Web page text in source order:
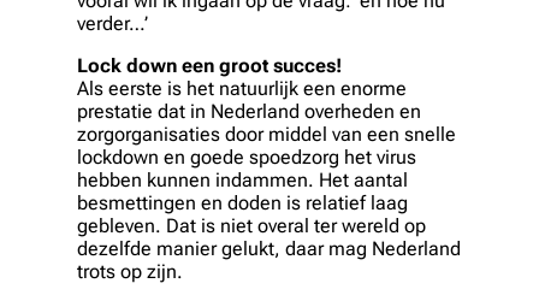
verder…’
Lock down een groot succes!
Als eerste is het natuurlijk een enorme
prestatie dat in Nederland overheden en
zorgorganisaties door middel van een snelle
lockdown en goede spoedzorg het virus
hebben kunnen indammen. Het aantal
besmettingen en doden is relatief laag
gebleven. Dat is niet overal ter wereld op
dezelfde manier gelukt, daar mag Nederland
trots op zijn.